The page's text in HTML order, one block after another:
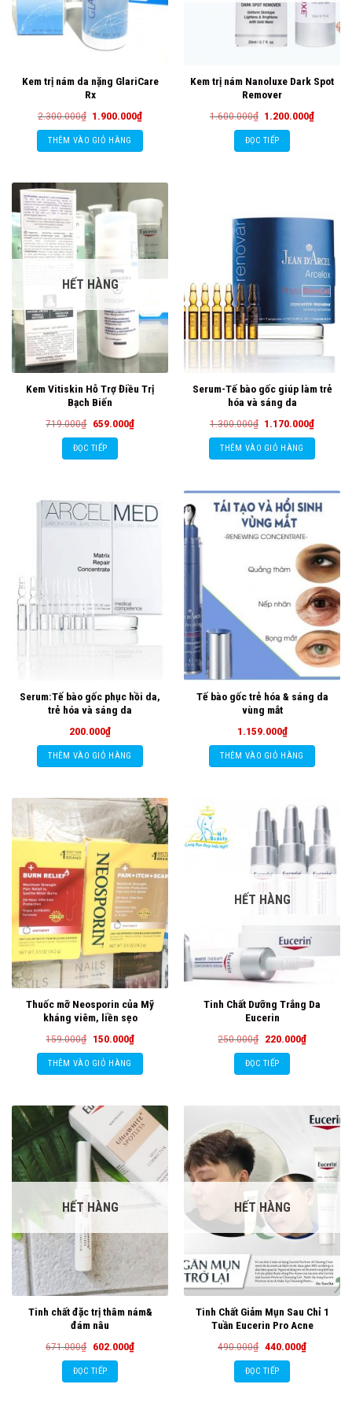
Kem trị nám da nặng GlariCare
Rx
2.300.000₫ Giá
là:
2.300.000₫.
1.900.000₫Giá
tại
1.900.000₫.
THÊM VÀO GIỎ HÀNG
Kem trị nám Nanoluxe Dark Spot
Remover
1.600.000₫ Giá
là:
1.600.000₫.
1.200.000₫Giá
ĐỌC TIẾP
HẾT HÀNG
Kem Vitiskin Hỗ Trợ Điều Trị
Bạch Biến
719.000₫ Giá
là:
719.000₫.
659.000₫Giá
hiện
ĐỌC TIẾP
Serum-Tế bào gốc giúp làm trẻ
hóa và sáng da
1.300.000₫ Giá
là:
1.300.000₫.
1.170.000₫Giá
tại
THÊM VÀO GIỎ HÀNG
Serum:Tế bào gốc phục hồi da,
trẻ hóa và sáng da
200.000₫
THÊM VÀO GIỎ HÀNG
Tế bào gốc trẻ hóa & sáng da
vùng mắt
1.159.000₫
THÊM VÀO GIỎ HÀNG
Thuốc mỡ Neosporin của Mỹ
kháng viêm, liền sẹo
159.000₫ Giá
là:
159.000₫.
150.000₫Giá
hiện
tại
150.000₫.
THÊM VÀO GIỎ HÀNG
HẾT HÀNG
Tinh Chất Dưỡng Trắng Da
Eucerin
250.000₫ Giá
là:
250.000₫.
220.000₫Giá
hiện
ĐỌC TIẾP
HẾT HÀNG
Tinh chất đặc trị thâm nám&
đám nâu
671.000₫ Giá
là:
671.000₫.
602.000₫Giá
hiện
ĐỌC TIẾP
HẾT HÀNG
Tinh Chất Giảm Mụn Sau Chỉ 1
Tuần Eucerin Pro Acne
490.000₫ Giá
là:
490.000₫.
440.000₫Giá
hiện
ĐỌC TIẾP